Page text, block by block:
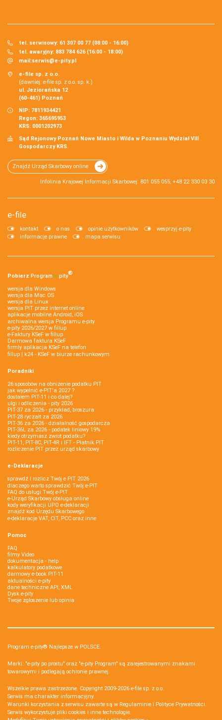
tel. serwisowy: 61 307 00 77 (08:00 - 16:00)
tel. awaryjny: 883 784 626 (16:00 - 18:00)
mail:serwis@e-pity.pl
e-file sp. z o.o.
(dawniej: e-file sp. z o.o. sp. k.)
ul. Jeziorańska 12
(60-461) Poznań
NIP: 7811934421
Regon: 365695953
KRS: 0001202973
Sąd Rejonowy Poznań Nowe Miasto i Wilda w Poznaniu Wydział VIII
Gospodarczy KRS.
Znajdź Urząd Skarbowy online
Infolinia Krajowej Informacji Skarbowej: 801 055 055, +48 22 330 03 30
e-file
kontakt o nas opinie użytkowników
wesprzyj e-pity
informacje prawne
mapa serwisu
Pobierz Program e‑pity®
wersja dla Windows
wersja dla Mac OS
wersja dla Linux
wersja PIT przez internet online
aplikacje mobilne Android, iOS
archiwalna wersja Programu e-pity
e-pity 2026/2027 w fillup
e‑Faktury KSeF w fillup
Darmowa faktura KSeF
firmly aplikacja KSeF na telefon
fillup | k24 - KSeF w biurze rachunkowym
Poradniki
26 sposobów na obniżenie podatku PIT
jak wypełnić e-PIT'a 2027 ?
dostałem PIT-11 i co dalej?
ulgi i odliczenia - pity 2026
PIT-37 za 2026 - przykład, broszura
PIT-28 ryczałt za 2026
PIT-36 za 2026 - działalność gospodarcza
PIT-36L za 2026 - podatek liniowy 19%
kiedy otrzymasz zwrot podatku?
PIT-11, PIT-8C, PIT-4R i IFT - Płatnik PIT
rozliczenie PIT przez urząd skarbowy
e-Deklaracje
sprawdź i rozlicz Twój e PIT 2026
dlaczego warto sprawdzić Twój e-PIT
FAQ do usługi Twój e-PIT
e-Urząd Skarbowy obsługa online
kody weryfikacji UPO e-deklaracji
znajdź kod Urzędu Skarbowego
e-deklaracje VAT, CIT, PCC oraz inne
Pomoc
FAQ
filmy Video
dokumentacja - help
kalkulatory podatkowe
darmowy e-book PIT-11
aktualności e-pity
dane techniczne API, XML
Dysk e-pity
Twoje zgłoszenie lub opinia
Program e-pity® Najlepsze w POLSCE.
Marki: "e-pity po prostu" oraz "e-pity Program" są zarejestrowanymi znakami
towarowymi i podlegają ochronie prawnej.
Wszelkie prawa zastrzeżone. Copyright 2009-2026 e-file sp. z o.o.
Serwis ma charakter informacyjny.
Warunki korzystania z serwisu zawarte są w Regulaminie i Polityce Prywatności.
Serwis wykorzystuje pliki cookies i inne technologie.